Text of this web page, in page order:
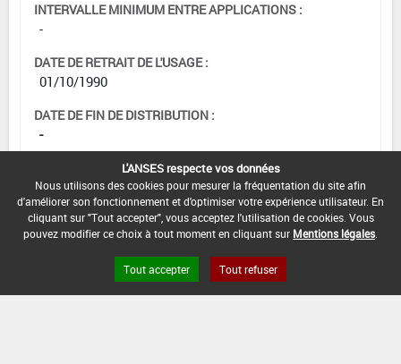
INTERVALLE MINIMUM ENTRE APPLICATIONS :
-
DATE DE RETRAIT DE L'USAGE :
01/10/1990
DATE DE FIN DE DISTRIBUTION :
-
DATE DE FIN D'UTILISATION :
-
L'ANSES respecte vos données
Nous utilisons des cookies pour mesurer la fréquentation du site afin
d'améliorer son fonctionnement et d'optimiser votre expérience utilisateur. En
cliquant sur "Tout accepter", vous acceptez l'utilisation de cookies. Vous
pouvez modifier ce choix à tout moment en cliquant sur Mentions légales
Tout accepter Tout refuser